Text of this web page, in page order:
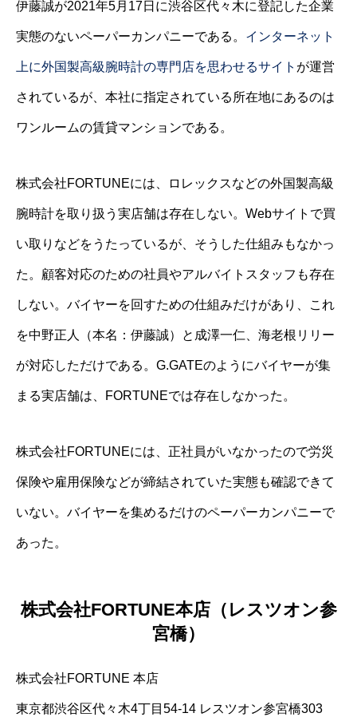
伊藤誠が2021年5月17日に渋谷区代々木に登記した企業
実態のないペーパーカンパニーである。 インターネット
上に外国製高級腕時計の専門店を思わせるサイト が運営
されているが、本社に指定されている所在地にあるのは
ワンルームの賃貸マンションである。
株式会社FORTUNEには、ロレックスなどの外国製高級
腕時計を取り扱う実店舗は存在しない。Webサイトで買
い取りなどをうたっているが、そうした仕組みもなかっ
た。顧客対応のための社員やアルバイトスタッフも存在
しない。バイヤーを回すための仕組みだけがあり、これ
を中野正人（本名：伊藤誠）と成澤一仁、海老根リリー
が対応しただけである。G.GATEのようにバイヤーが集
まる実店舗は、FORTUNEでは存在しなかった。
株式会社FORTUNEには、正社員がいなかったので労災
保険や雇用保険などが締結されていた実態も確認できて
いない。バイヤーを集めるだけのペーパーカンパニーで
あった。
株式会社FORTUNE本店（レスツオン参
宮橋）
株式会社FORTUNE 本店
東京都渋谷区代々木4丁目54-14 レスツオン参宮橋303